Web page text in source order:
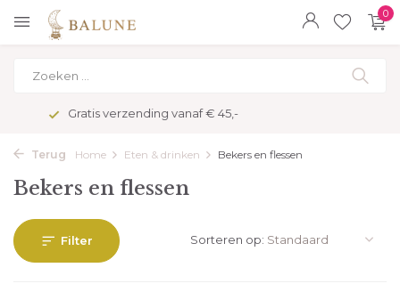
0
Veilig betalen met kopersbescherming
Terug Home Eten & drinken Bekers en flessen
Bekers en flessen
Filter Sorteren op: